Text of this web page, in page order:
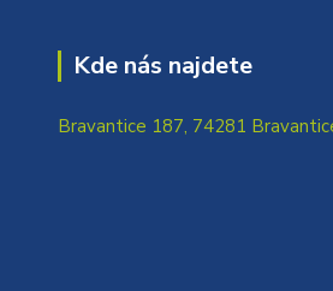
Kde nás najdete
Bravantice 187, 74281